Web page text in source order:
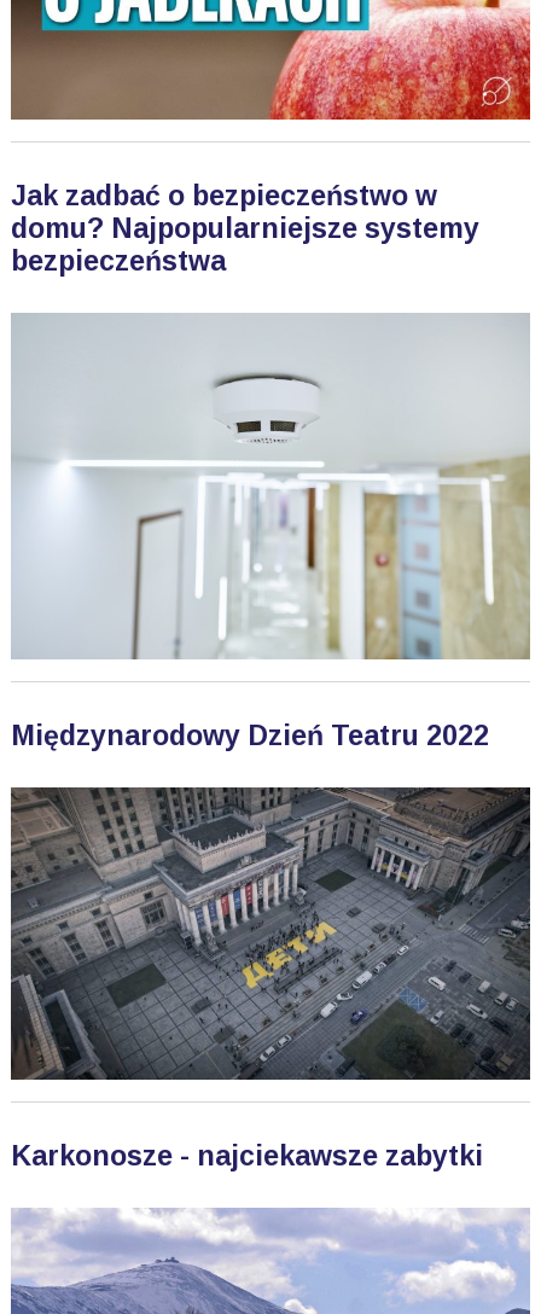
Jak zadbać o bezpieczeństwo w
domu? Najpopularniejsze systemy
bezpieczeństwa
Międzynarodowy Dzień Teatru 2022
Karkonosze - najciekawsze zabytki